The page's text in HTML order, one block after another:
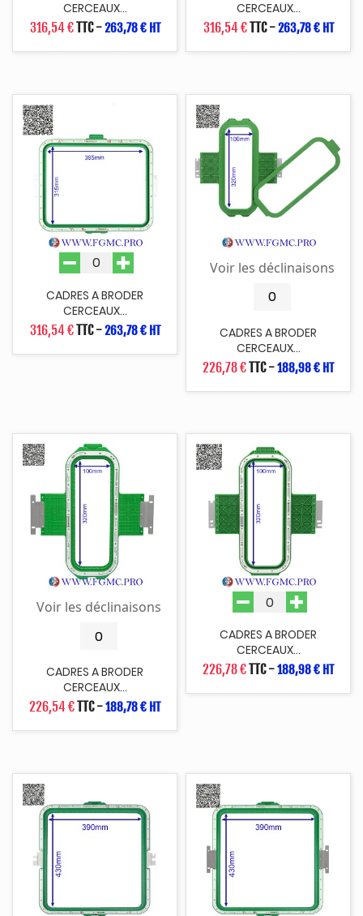
CERCEAUX...
316,54 €TTC-263,78 € HT
CERCEAUX...
316,54 €TTC-263,78 € HT
CADRES A BRODER
CERCEAUX...
316,54 €TTC-263,78 € HT
Voir les déclinaisons
CADRES A BRODER
CERCEAUX...
226,78 €TTC-188,98 € HT
Voir les déclinaisons
CADRES A BRODER
CERCEAUX...
226,54 €TTC-188,78 € HT
CADRES A BRODER
CERCEAUX...
226,78 €TTC-188,98 € HT